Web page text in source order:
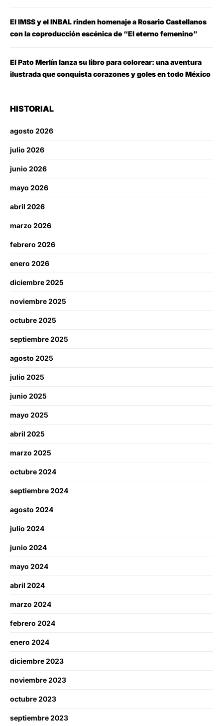
El IMSS y el INBAL rinden homenaje a Rosario Castellanos
con la coproducción escénica de “El eterno femenino”
El Pato Merlín lanza su libro para colorear: una aventura
ilustrada que conquista corazones y goles en todo México
HISTORIAL
agosto 2026
julio 2026
junio 2026
mayo 2026
abril 2026
marzo 2026
febrero 2026
enero 2026
diciembre 2025
noviembre 2025
octubre 2025
septiembre 2025
agosto 2025
julio 2025
junio 2025
mayo 2025
abril 2025
marzo 2025
octubre 2024
septiembre 2024
agosto 2024
julio 2024
junio 2024
mayo 2024
abril 2024
marzo 2024
febrero 2024
enero 2024
diciembre 2023
noviembre 2023
octubre 2023
septiembre 2023